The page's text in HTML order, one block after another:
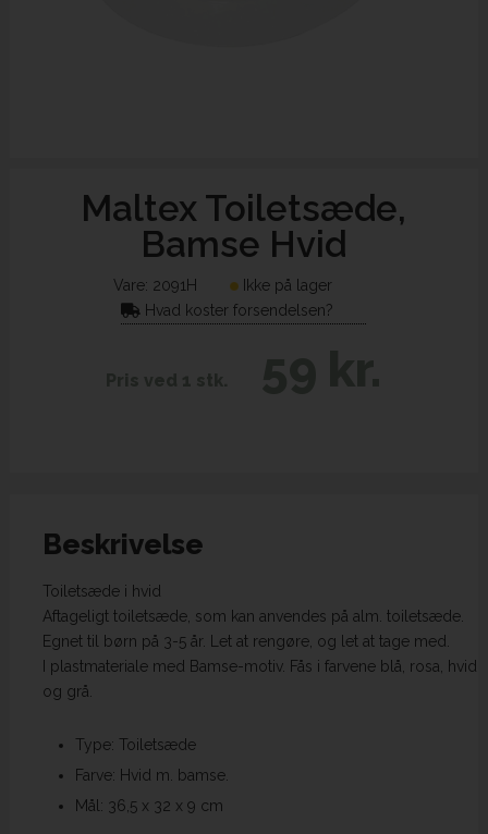
Maltex Toiletsæde,
Bamse Hvid
Vare: 2091H
Ikke på lager
Hvad koster forsendelsen?
Beskrivelse
Toiletsæde i hvid
Aftageligt toiletsæde, som kan anvendes på alm. toiletsæde.
Egnet til børn på 3-5 år. Let at rengøre, og let at tage med.
I plastmateriale med Bamse-motiv. Fås i farvene blå, rosa, hvid
og grå.
Type: Toiletsæde
Farve: Hvid m. bamse.
Mål: 36,5 x 32 x 9 cm